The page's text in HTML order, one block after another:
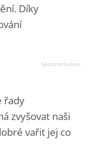
Díky
řady
zvyšovat naši
vařit jej co